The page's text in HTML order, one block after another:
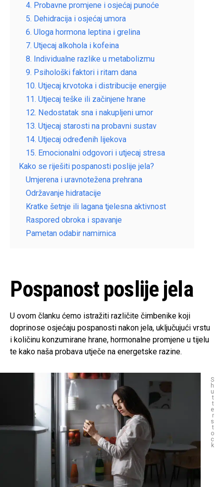
4. Probavne promjene i osjećaj punoće
5. Dehidracija i osjećaj umora
6. Uloga hormona leptina i grelina
7. Utjecaj alkohola i kofeina
8. Individualne razlike u metabolizmu
9. Psihološki faktori i ritam dana
10. Utjecaj krvotoka i distribucije energije
11. Utjecaj teške ili začinjene hrane
12. Nedostatak sna i nakupljeni umor
13. Utjecaj starosti na probavni sustav
14. Utjecaj određenih lijekova
15. Emocionalni odgovori i utjecaj stresa
Kako se riješiti pospanosti poslije jela?
Umjerena i uravnotežena prehrana
Održavanje hidratacije
Kratke šetnje ili lagana tjelesna aktivnost
Raspored obroka i spavanje
Pametan odabir namirnica
Pospanost poslije jela
U ovom članku ćemo istražiti različite čimbenike koji
doprinose osjećaju pospanosti nakon jela, uključujući vrstu
i količinu konzumirane hrane, hormonalne promjene u tijelu
te kako naša probava utječe na energetske razine.
S
h
u
t
t
e
r
s
t
o
c
k